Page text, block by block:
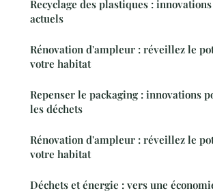
Recyclage des plastiques :
actuels
Rénovation d'ampleur : réveillez le
votre habitat
Repenser le packaging : innovations
les déchets
Rénovation d'ampleur : réveillez le
votre habitat
Déchets et énergie : vers une